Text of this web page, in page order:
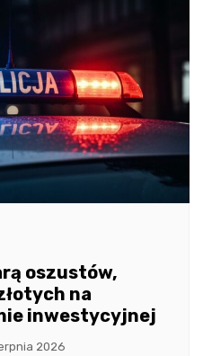
oszustów,
na
inwestycyjnej
2026